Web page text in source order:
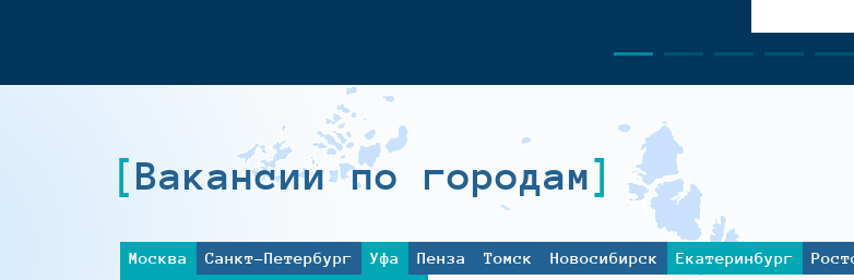
Вакансии по городам
Москва Санкт-Петербург Уфа Пенза Томск Новосибирск Екатеринбург